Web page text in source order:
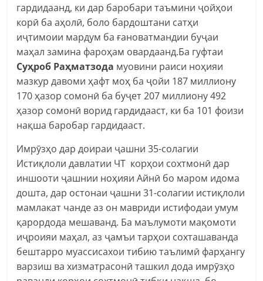
гардидаанд, ки дар баробари таъмини ҷойҳои
корӣ ба аҳолӣ, боло бардоштани сатҳи
иҷтимоии мардум ба ғановатмандии буҷаи
маҳал замина фароҳам овардаанд.Ба гуфтаи
Суҳроб Раҳматзода муовини раиси ноҳияи
мазкур давоми ҳафт моҳ ба ҷойи 187 миллиону
170 ҳазор сомонӣ ба буҷет 207 миллиону 492
ҳазор сомонӣ ворид гардидааст, ки ба 101 фоизи
нақша баробар гардидааст.
Имрӯзҳо дар доираи ҷашни 35-солагии
Истиқлоли давлатии ЧТ корҳои сохтмонӣ дар
иншооти ҷашнии ноҳияи Айнӣ бо маром идома
дошта, дар остонаи ҷашни 31-солагии истиқлоли
мамлакат чанде аз он мавриди истифодаи умум
қарордода мешаванд. Ба маълумоти мақомоти
иҷроияи маҳал, аз ҷамъи тарҳои сохташаванда
бештарро муассисахои тибию таълимӣ фарҳангу
варзиш ва хизматрасонӣ ташкил дода имрӯзҳо